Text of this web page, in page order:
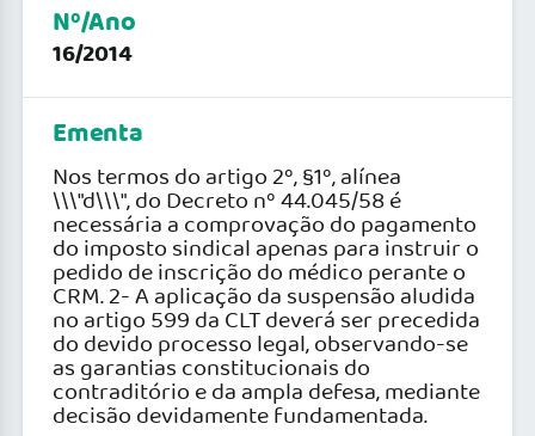
Nº/Ano
16/2014
Ementa
Nos termos do artigo 2º, §1º, alínea
\\\"d\\\", do Decreto nº 44.045/58 é
necessária a comprovação do pagamento
do imposto sindical apenas para instruir o
pedido de inscrição do médico perante o
CRM. 2- A aplicação da suspensão aludida
no artigo 599 da CLT deverá ser precedida
do devido processo legal, observando-se
as garantias constitucionais do
contraditório e da ampla defesa, mediante
decisão devidamente fundamentada.